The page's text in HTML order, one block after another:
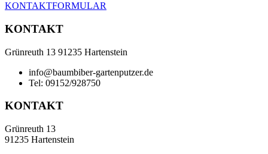
KONTAKTFORMULAR
KONTAKT
Grünreuth 13 91235 Hartenstein
info@baumbiber-gartenputzer.de
Tel: 09152/928750
KONTAKT
Grünreuth 13
91235 Hartenstein